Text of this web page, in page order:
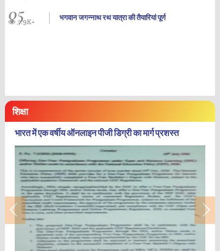
05 भगवान जगन्नाथ रथ यात्रा की तैयारियां पूर्ण
7.9K+
शिक्षा
भारत में एक वर्षीय ऑनलाइन पीजी डिग्री का मार्ग प्रशस्त